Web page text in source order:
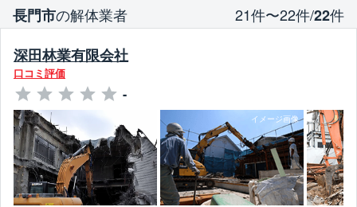
長門市の解体業者 21件〜22件/22件
深田林業有限会社
口コミ評価
-